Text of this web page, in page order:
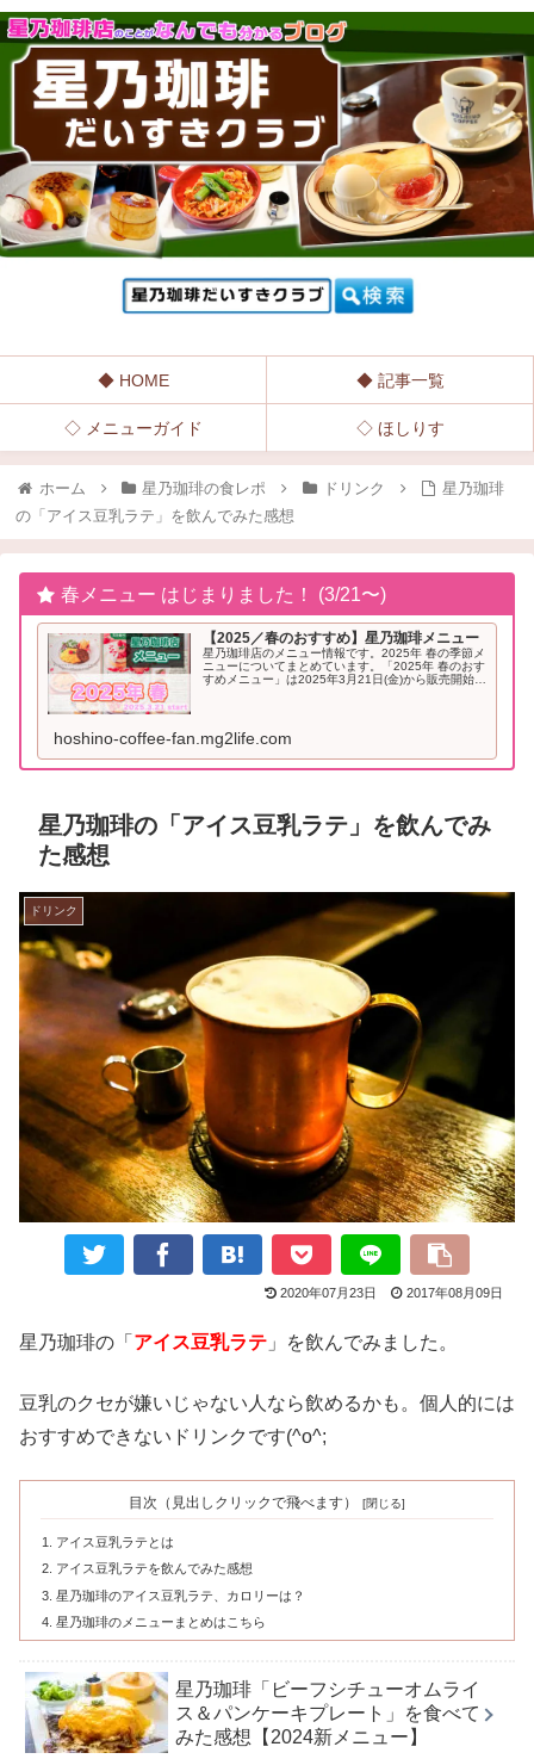
◆ HOME ◆ 記事一覧
◇ メニューガイド ◇ ほしりす
ホーム 星乃珈琲の食レポ ドリンク
星乃珈琲
の「アイス豆乳ラテ」を飲んでみた感想
春メニュー はじまりました！ (3/21〜)
【2025／春のおすすめ】星乃珈琲メニュー
星乃珈琲店のメニュー情報です。2025年 春の季節メ
ニューについてまとめています。「2025年 春のおす
すめメニュー」は2025年3月21日(金)から販売開始と
hoshino-coffee-fan.mg2life.com
星乃珈琲の「アイス豆乳ラテ」を飲んでみ
た感想
ドリンク
2020年07月23日 2017年08月09日
星乃珈琲の「 アイス豆乳ラテ 」を飲んでみました。
豆乳のクセが嫌いじゃない人なら飲めるかも。個人的には
おすすめできないドリンクです(^o^;
目次（見出しクリックで飛べます）
アイス豆乳ラテとは
アイス豆乳ラテを飲んでみた感想
星乃珈琲のアイス豆乳ラテ、カロリーは？
星乃珈琲のメニューまとめはこちら
星乃珈琲「ビーフシチューオムライ
ス＆パンケーキプレート」を食べて
みた感想【2024新メニュー】